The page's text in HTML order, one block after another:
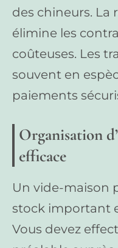
des chineurs. La
élimine les
coûteuses. Les
souvent en
paiements
Organisation
efficace
Un vide-maison
stock important
Vous devez